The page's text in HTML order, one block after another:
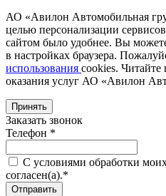
АО «Авилон Автомобильная
целью персонализации
сайтом было удобнее. Вы
в настройках браузера.
использования cookies. Читайте
оказания услуг АО «Авилон
Принять
Заказать звонок
Телефон *
C условиями обработки
согласен(а).*